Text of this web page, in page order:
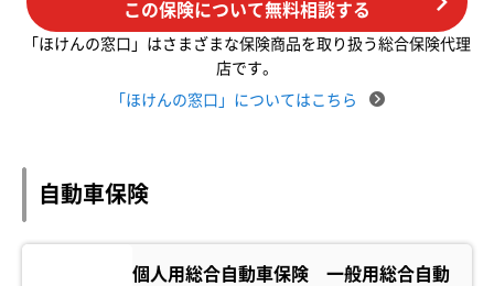
この保険について無料相談する
「ほけんの窓口」はさまざまな保険商品を取り扱う総合保険代理
店です。
「ほけんの窓口」についてはこちら
自動車保険
個人用総合自動車保険 一般用総合自動